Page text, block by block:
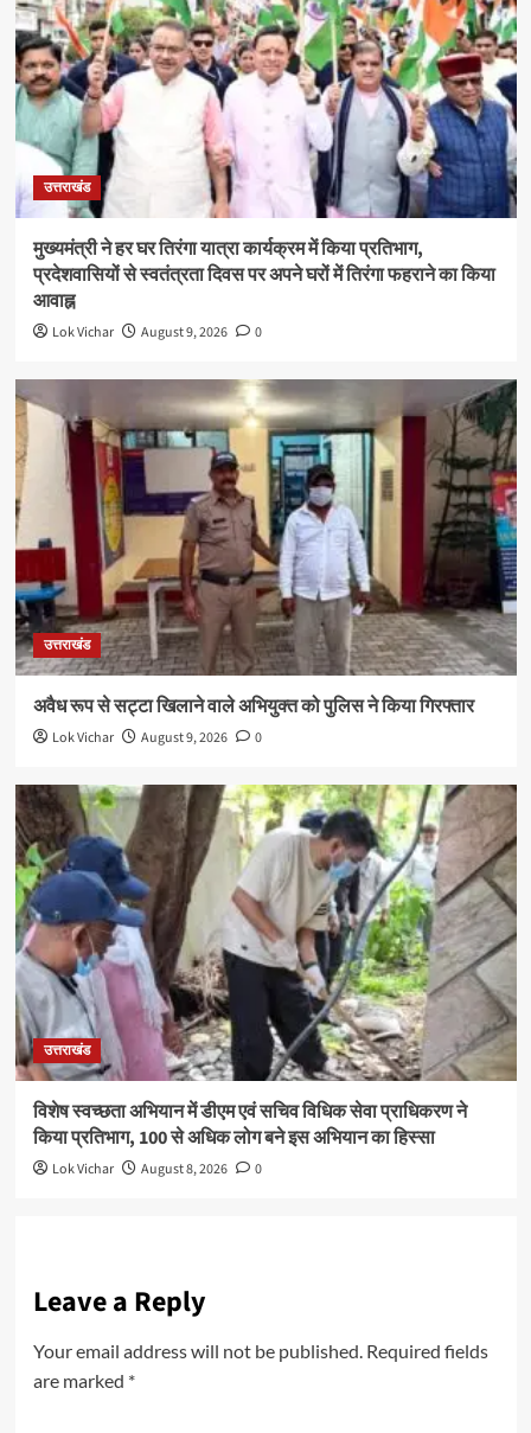
उत्तराखंड
मुख्यमंत्री ने हर घर तिरंगा यात्रा कार्यक्रम में किया प्रतिभाग,
प्रदेशवासियों से स्वतंत्रता दिवस पर अपने घरों में तिरंगा फहराने का किया
आवाह्न
Lok Vichar August 9, 2026 0
उत्तराखंड
अवैध रूप से सट्टा खिलाने वाले अभियुक्त को पुलिस ने किया गिरफ्तार
Lok Vichar August 9, 2026 0
उत्तराखंड
विशेष स्वच्छता अभियान में डीएम एवं सचिव विधिक सेवा प्राधिकरण ने
किया प्रतिभाग, 100 से अधिक लोग बने इस अभियान का हिस्सा
Lok Vichar August 8, 2026 0
Leave a Reply
Your email address will not be published. Required fields
are marked *